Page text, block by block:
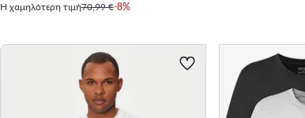
Η χαμηλότερη τιμή70,99 €-8%